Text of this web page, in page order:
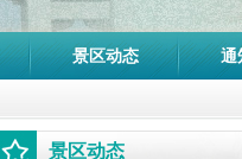
景区动态 通
景区动态